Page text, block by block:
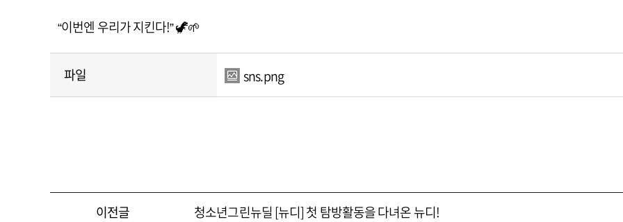
“이번엔 우리가 지킨다!” 🦖🌱
파일 sns.png
이전글 청소년그린뉴딜 [뉴디] 첫 탐방활동을 다녀온 뉴디!